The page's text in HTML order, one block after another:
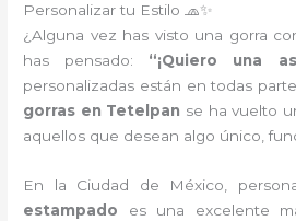
Personalizar tu Estilo 🧢✨
¿Alguna vez has visto una gorra
has pensado: “¡Quiero una
personalizadas están en todas
gorras en Tetelpan se ha vuelto
aquellos que desean algo único,
En la Ciudad de México,
estampado es una excelente